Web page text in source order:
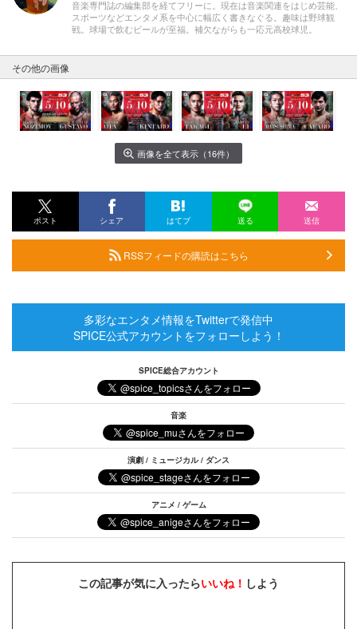
音楽専門誌の編集部を経てフリーに。現在は音楽関連をはじめ芸能、
スポーツなどエンタメ系を中心に幅広く書きなぐる。趣味は野球観
戦。球場で飲むビールが至福。補欠ながらも一応元高校球児。
その他の画像
画像を全て表示（16件）
ポスト シェア はてブ 送る 送信
RSSフィードの購読はこちら
多彩なエンタメ情報をTwitterで発信中
SPICE公式アカウントをフォローしよう！
SPICE総合アカウント
音楽
演劇 / ミュージカル / ダンス
アニメ / ゲーム
この記事が気に入ったらいいね！ しよう